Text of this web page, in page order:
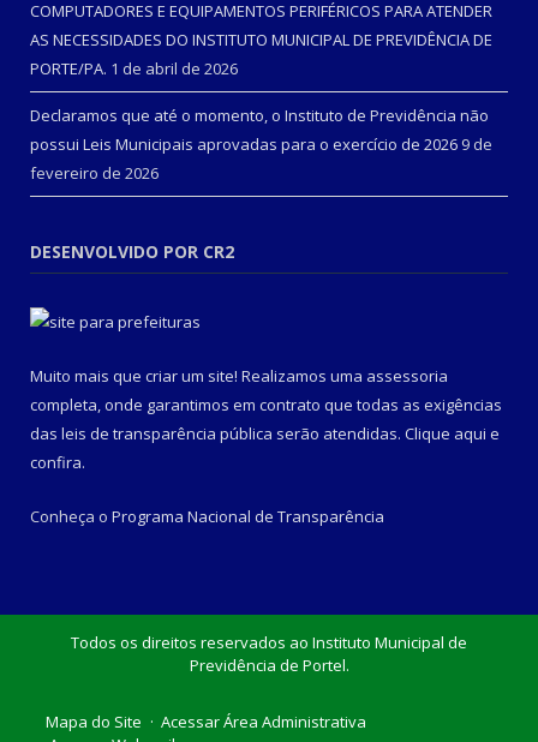
COMPUTADORES E EQUIPAMENTOS PERIFÉRICOS PARA ATENDER
AS NECESSIDADES DO INSTITUTO MUNICIPAL DE PREVIDÊNCIA DE
PORTE/PA. 1 de abril de 2026
Declaramos que até o momento, o Instituto de Previdência não
possui Leis Municipais aprovadas para o exercício de 2026 9 de
fevereiro de 2026
DESENVOLVIDO POR CR2
Muito mais que criar um site! Realizamos uma assessoria
completa, onde garantimos em contrato que todas as exigências
das leis de transparência pública serão atendidas. Clique aqui e
confira.
Conheça o Programa Nacional de Transparência
Todos os direitos reservados ao Instituto Municipal de
Previdência de Portel.
Mapa do Site
Acessar Área Administrativa